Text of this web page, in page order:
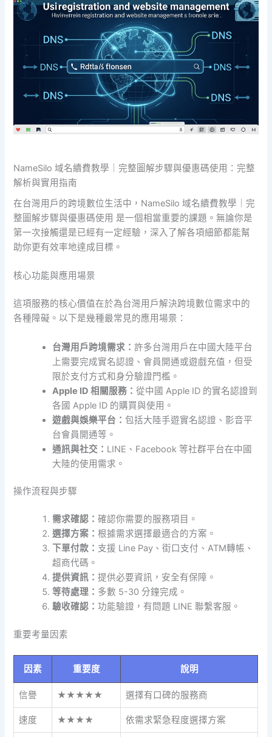
NameSilo 域名續費教學｜完整圖解步驟與優惠碼使用：完整
解析與實用指南
在台灣用戶的跨境數位生活中，NameSilo 域名續費教學｜完
整圖解步驟與優惠碼使用 是一個相當重要的課題。無論你是
第一次接觸還是已經有一定經驗，深入了解各項細節都能幫
助你更有效率地達成目標。
核心功能與應用場景
這項服務的核心價值在於為台灣用戶解決跨境數位需求中的
各種障礙。以下是幾種最常見的應用場景：
台灣用戶跨境需求：許多台灣用戶在中國大陸平台
上需要完成實名認證、會員開通或遊戲充值，但受
限於支付方式和身分驗證門檻。
Apple ID 相關服務：從中國 Apple ID 的實名認證到
各國 Apple ID 的購買與使用。
遊戲與娛樂平台：包括大陸手遊實名認證、影音平
台會員開通等。
通訊與社交： LINE、Facebook 等社群平台在中國
大陸的使用需求。
操作流程與步驟
需求確認：確認你需要的服務項目。
選擇方案：根據需求選擇最適合的方案。
下單付款： 支援 Line Pay、街口支付、ATM轉帳、
超商代碼。
提供資訊：提供必要資訊，安全有保障。
等待處理： 多數 5-30 分鐘完成。
驗收確認：功能驗證，有問題 LINE 聯繫客服。
重要考量因素
因素 重要度 說明
信譽 ★★★★★ 選擇有口碑的服務商
速度 ★★★★ 依需求緊急程度選擇方案